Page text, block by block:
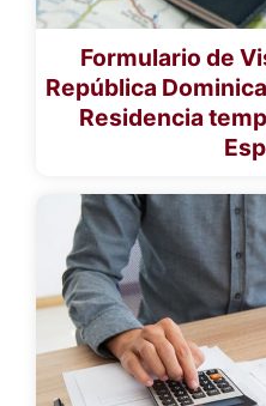
Formulario de
República
Residencia